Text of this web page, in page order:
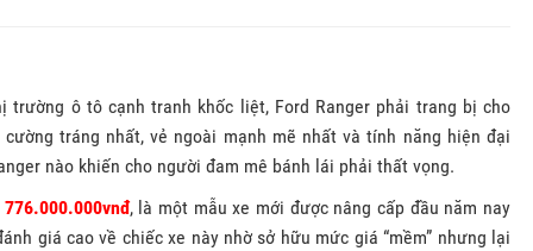
trường ô tô cạnh tranh khốc liệt, Ford Ranger phải trang bị cho
tráng nhất, vẻ ngoài mạnh mẽ nhất và tính năng hiện đại
nào khiến cho người đam mê bánh lái phải thất vọng.
776.000.000vnđ, là một mẫu xe mới được nâng cấp đầu năm nay
giá cao về chiếc xe này nhờ sở hữu mức giá “mềm” nhưng lại